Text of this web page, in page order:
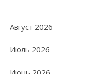
Август 2026
Июль 2026